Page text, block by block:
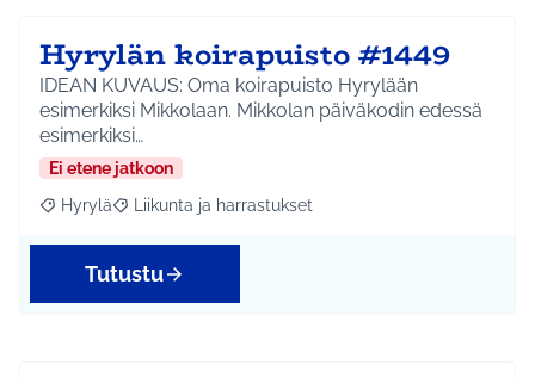
Hyrylän koirapuisto #1449
IDEAN KUVAUS: Oma koirapuisto Hyrylään
esimerkiksi Mikkolaan. Mikkolan päiväkodin edessä
esimerkiksi…
Ei etene jatkoon
Rajaa tulokset aihepiirin mukaan: Hyrylä
Hyrylä Rajaa tulokset teeman mukaan: Liikunta ja
Liikunta ja harrastukset
Tutustu